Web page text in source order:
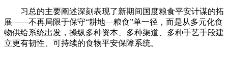
习总的主要阐述深刻表现了新期间国度粮食平安计谋的拓
展——不再局限于保守“耕地—粮食”单一径，而是从多元化食
物供给系统出发，操纵多种资本、多种渠道、多种手艺手段建
立更有韧性、可持续的食物平安保障系统。